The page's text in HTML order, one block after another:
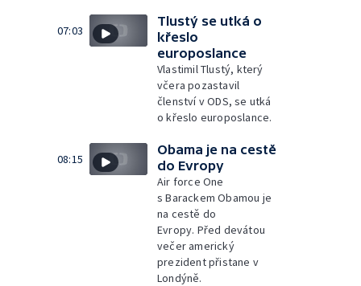
07:03
Tlustý se utká o
křeslo
europoslance
Vlastimil Tlustý, který
včera pozastavil
členství v ODS, se utká
o křeslo europoslance.
08:15
Obama je na cestě
do Evropy
Air force One
s Barackem Obamou je
na cestě do
Evropy. Před devátou
večer americký
prezident přistane v
Londýně.